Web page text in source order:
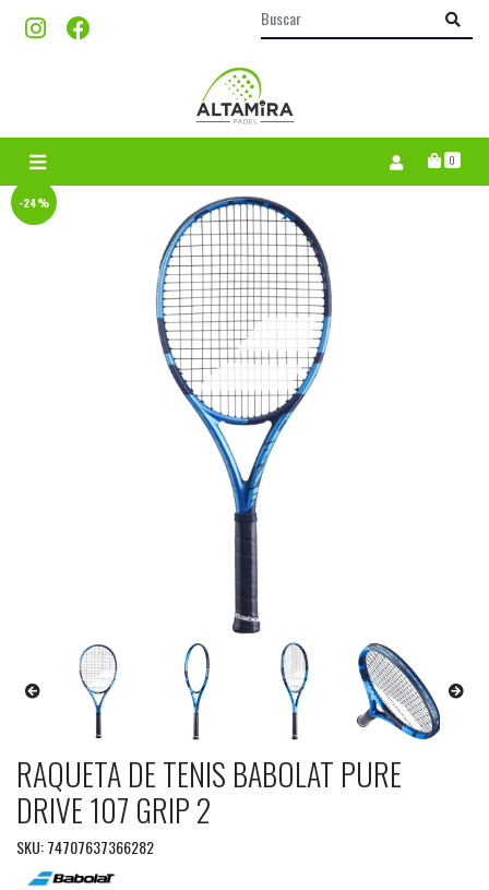
0
-24%
RAQUETA DE TENIS BABOLAT PURE
DRIVE 107 GRIP 2
SKU: 74707637366282